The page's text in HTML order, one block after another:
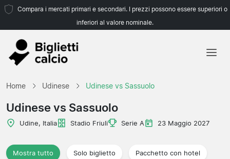
Compara i mercati primari e secondari. I prezzi possono essere superiori o
inferiori al valore nominale.
Home Udinese Udinese vs Sassuolo
Udinese vs Sassuolo
Udine, Italia Stadio Friuli Serie A 23 Maggio 2027
Mostra tutto Solo biglietto Pacchetto con hotel